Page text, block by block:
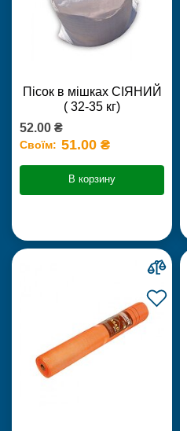
Пісок в мішках СІЯНИЙ
( 32-35 кг)
52.00 ₴
Своїм: 51.00 ₴
В корзину